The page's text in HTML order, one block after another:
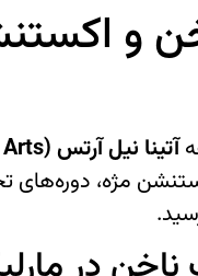
آتینا نیل آرتس (Ati Nail Arts)
مژه، دوره‌های